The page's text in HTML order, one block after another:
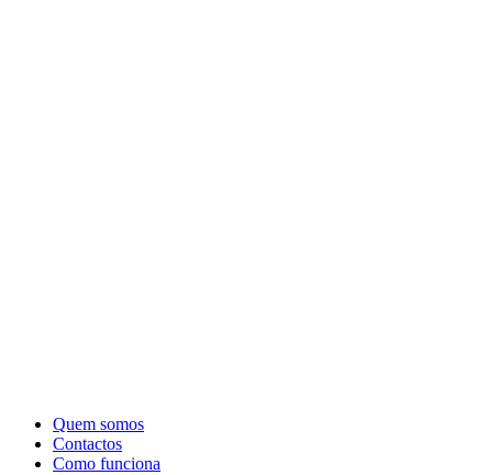
Quem somos
Contactos
Como funciona